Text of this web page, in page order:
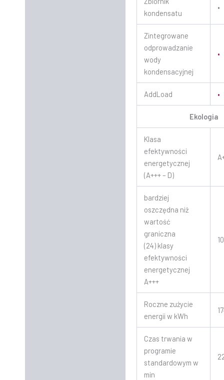
kondensatu
•
Zintegrowane
odprowadzanie
wody
kondensacyjnej
•
AddLoad •
Ekologia
Klasa
efektywności
energetycznej
(A+++ – D)
bardziej
oszczędna niż
wartość
graniczna
(24) klasy
efektywności
energetycznej
A+++
Roczne zużycie
energii w kWh
Czas trwania w
programie
standardowym w
min